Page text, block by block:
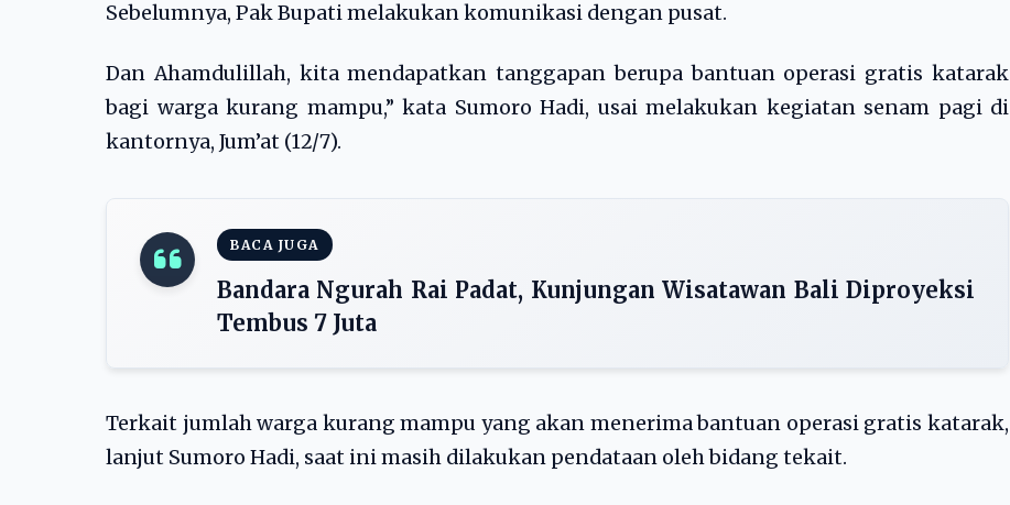
Sebelumnya, Pak Bupati melakukan komunikasi dengan pusat.
Dan Ahamdulillah, kita mendapatkan tanggapan berupa bantuan operasi gratis katarak
bagi warga kurang mampu,” kata Sumoro Hadi, usai melakukan kegiatan senam pagi di
kantornya, Jum’at (12/7).
BACA JUGA
Bandara Ngurah Rai Padat, Kunjungan Wisatawan Bali Diproyeksi
Tembus 7 Juta
Terkait jumlah warga kurang mampu yang akan menerima bantuan operasi gratis katarak,
lanjut Sumoro Hadi, saat ini masih dilakukan pendataan oleh bidang tekait.